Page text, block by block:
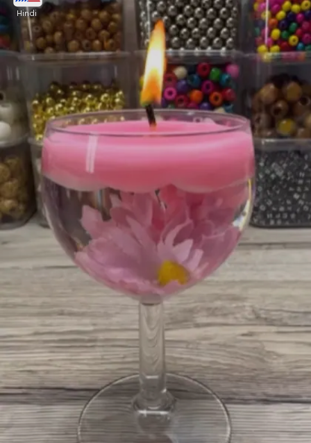
मनपसंद शेप के कैंडल बाउल लें और ग्लू गन की मदद से सन
फ्लावर चिपकाएं। हाफ से ज्यादा बाउल में पानी एड करें, अब
कैंडल और ऑरेंज वैक्स पेंसिल एक साथ मेल्ट कर डाल दें फिर
बत्ती एड करें।
Image credits: Instagram
Hindi